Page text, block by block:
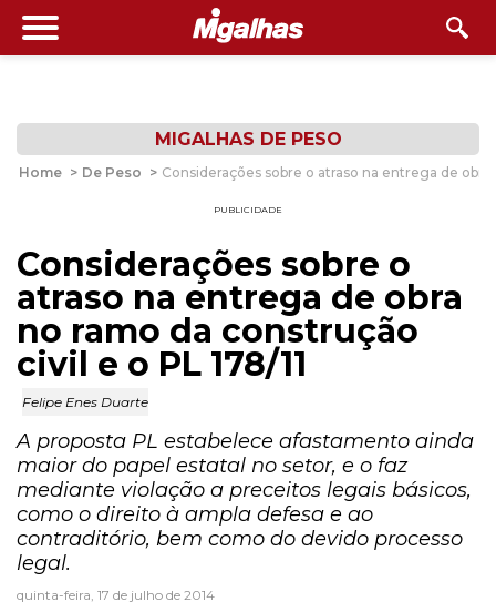
MIGALHAS DE PESO
Home > De Peso > Considerações sobre o atraso na entrega de obra
PUBLICIDADE
Considerações sobre o
atraso na entrega de obra
no ramo da construção
civil e o PL 178/11
Felipe Enes Duarte
A proposta PL estabelece afastamento ainda
maior do papel estatal no setor, e o faz
mediante violação a preceitos legais básicos,
como o direito à ampla defesa e ao
contraditório, bem como do devido processo
legal.
quinta-feira, 17 de julho de 2014